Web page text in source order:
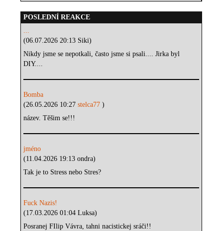
POSLEDNÍ REAKCE
...
(06.07.2026 20:13 Siki)
Nikdy jsme se nepotkali, často jsme si psali.... Jirka byl
DIY....
Bomba
(26.05.2026 10:27stelca77)
název. Těšim se!!!
jméno
(11.04.2026 19:13 ondra)
Tak je to Stress nebo Stres?
Fuck Nazis!
(17.03.2026 01:04 Luksa)
Posranej FIlip Vávra, tahni nacistickej sráči!!